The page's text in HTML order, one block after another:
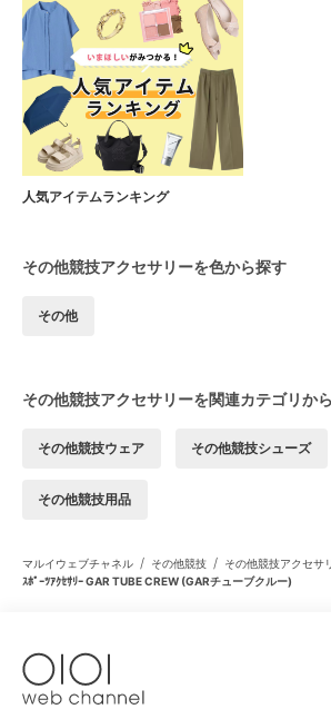
人気アイテムランキング
その他競技アクセサリーを色から探す
その他
その他競技アクセサリーを関連カテゴリか
その他競技ウェア その他競技シューズ
その他競技用品
マルイウェブチャネル / その他競技 / その他競技アクセサ
ｽﾎﾟｰﾂｱｸｾｻﾘｰ GAR TUBE CREW (GARチューブクルー)